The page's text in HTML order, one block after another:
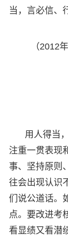
当，言必信、
（2012
用人得当
注重一贯表现
事、坚持原则
往会出现认识
们说公道话。
点。要改进考
看显绩又看潜